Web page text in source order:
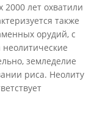
лет охватили
также
орудий, с
земледелие
риса. Неолиту